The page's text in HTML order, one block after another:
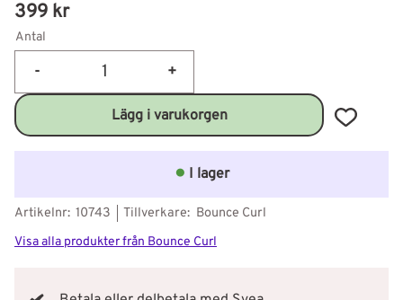
399 kr
Antal
+
-
Lägg till
I lager
Artikelnr 10743 Tillverkare Bounce Curl
Visa alla produkter från Bounce Curl